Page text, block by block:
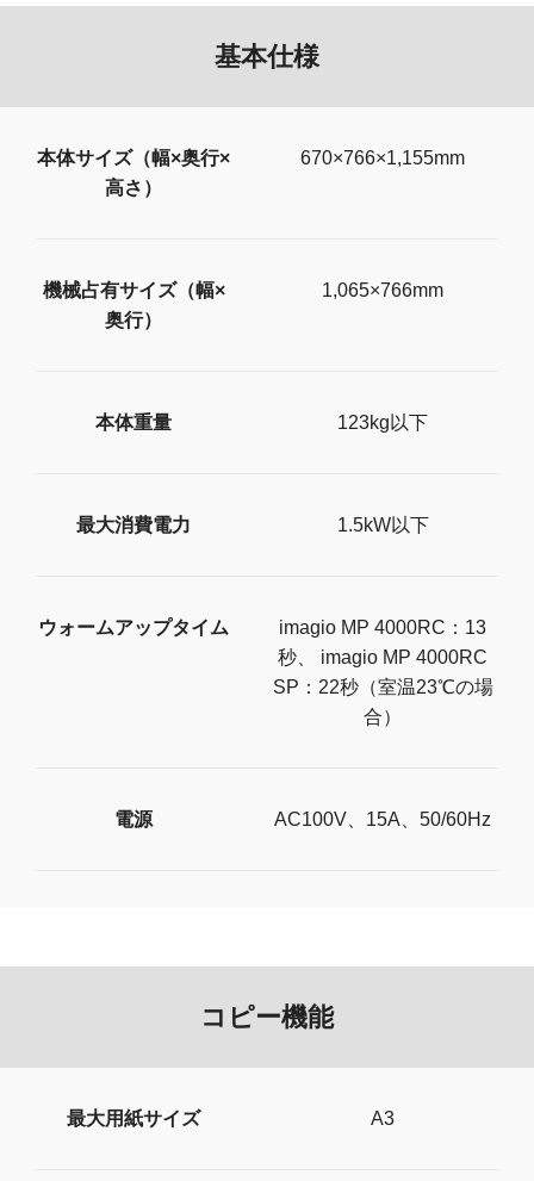
基本仕様
本体サイズ（幅×奥行×
高さ）
670×766×1,155mm
機械占有サイズ（幅×
奥行）
1,065×766mm
本体重量 123kg以下
最大消費電力 1.5kW以下
ウォームアップタイム
imagio MP 4000RC：13
秒、 imagio MP 4000RC
SP：22秒（室温23℃の場
合）
電源 AC100V、15A、50/60Hz
コピー機能
最大用紙サイズ A3